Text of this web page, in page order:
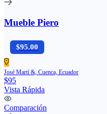
Mueble Piero
$95.00
José Martí &, Cuenca, Ecuador
$95
Vista Rápida
Comparación